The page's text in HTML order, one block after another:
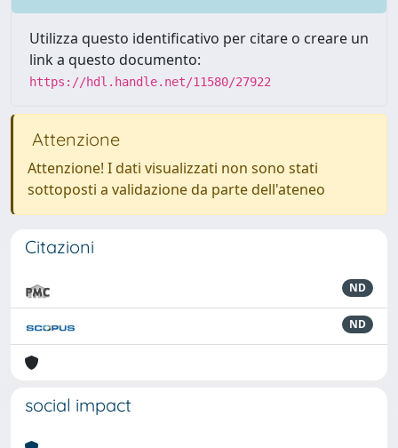
Utilizza questo identificativo per citare o creare un
link a questo documento:
https://hdl.handle.net/11580/27922
Attenzione
Attenzione! I dati visualizzati non sono stati
sottoposti a validazione da parte dell'ateneo
Citazioni
ND
ND
social impact